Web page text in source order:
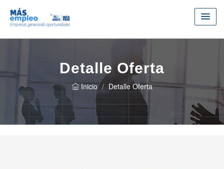
Detalle Oferta
Inicio Detalle Oferta